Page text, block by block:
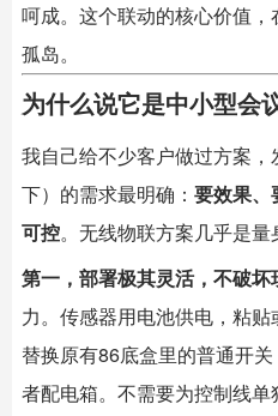
呵成。这个联动的核心价值
孤岛。
为什么说它是中小型会
我自己给不少客户做过方案
下）的需求最明确： 要效果、
可控。无线物联方案几乎是量
第一，部署极其灵活，不破坏
力。传感器用电池供电，粘贴
替换原有86底盒里的普通开
者配电箱。不需要为控制线